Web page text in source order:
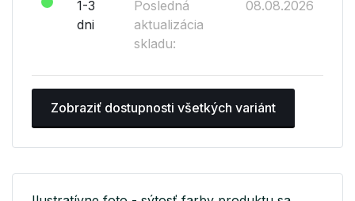
1-3
dni
Posledná
aktualizácia
skladu:
08.08.2026
Zobraziť dostupnosti všetkých variánt